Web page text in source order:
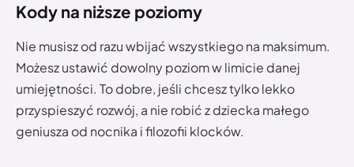
Kody na niższe poziomy
Nie musisz od razu wbijać wszystkiego na maksimum.
Możesz ustawić dowolny poziom w limicie danej
umiejętności. To dobre, jeśli chcesz tylko lekko
przyspieszyć rozwój, a nie robić z dziecka małego
geniusza od nocnika i filozofii klocków.